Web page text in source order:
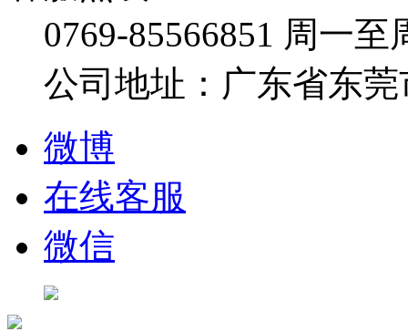
0769-85566851 周一至
公司地址：广东省东
微博
在线客服
微信